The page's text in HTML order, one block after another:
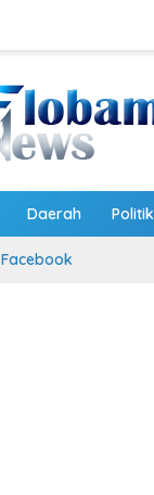
Daerah Politik
Facebook